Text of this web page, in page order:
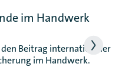
im Handwerk
Beitrag internationaler
im Handwerk.